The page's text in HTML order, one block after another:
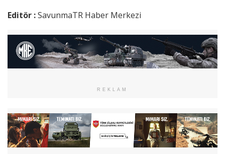
Editör :SavunmaTR Haber Merkezi
REKLAM